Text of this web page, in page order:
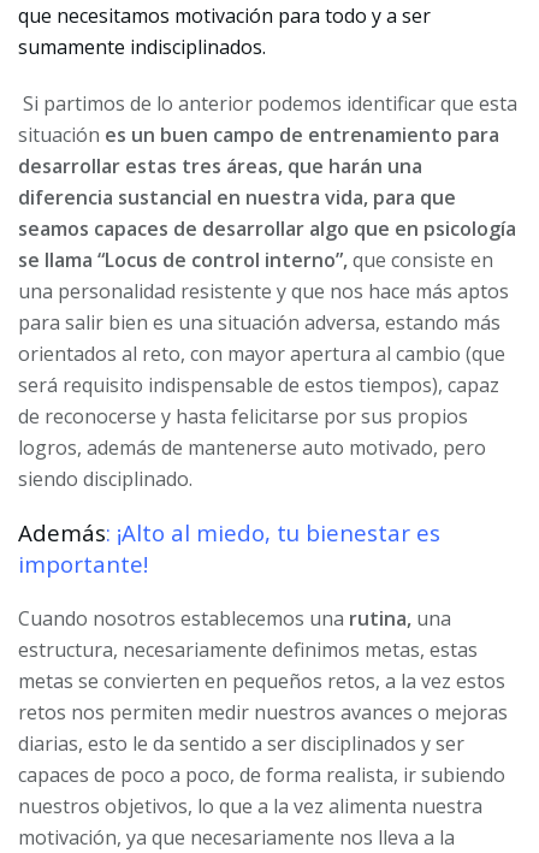
que necesitamos motivación para todo y a ser
sumamente indisciplinados.
Si partimos de lo anterior podemos identificar que esta
situación es un buen campo de entrenamiento para
desarrollar estas tres áreas, que harán una
diferencia sustancial en nuestra vida, para que
seamos capaces de desarrollar algo que en psicología
se llama “Locus de control interno”,que consiste en
una personalidad resistente y que nos hace más aptos
para salir bien es una situación adversa, estando más
orientados al reto, con mayor apertura al cambio (que
será requisito indispensable de estos tiempos), capaz
de reconocerse y hasta felicitarse por sus propios
logros, además de mantenerse auto motivado, pero
siendo disciplinado.
Además: ¡Alto al miedo, tu bienestar es
importante!
Cuando nosotros establecemos una rutina, una
estructura, necesariamente definimos metas, estas
metas se convierten en pequeños retos, a la vez estos
retos nos permiten medir nuestros avances o mejoras
diarias, esto le da sentido a ser disciplinados y ser
capaces de poco a poco, de forma realista, ir subiendo
nuestros objetivos, lo que a la vez alimenta nuestra
motivación, ya que necesariamente nos lleva a la